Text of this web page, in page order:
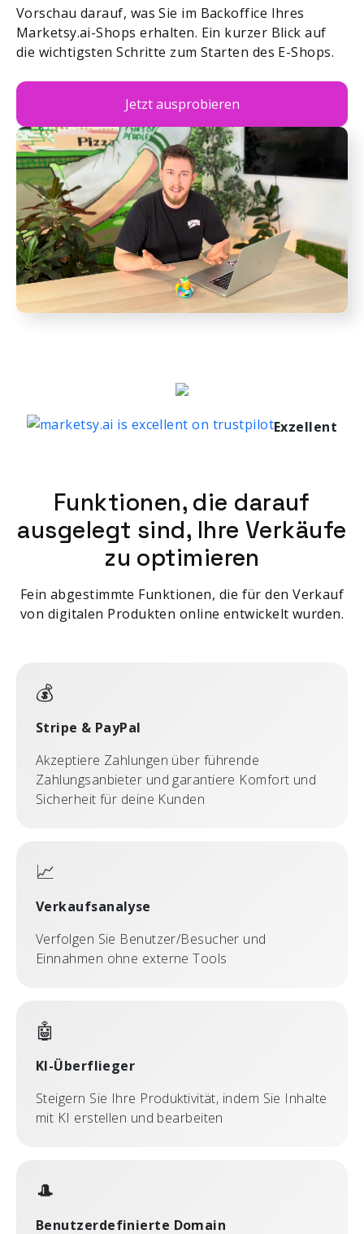
Vorschau darauf, was Sie im Backoffice Ihres
Marketsy.ai-Shops erhalten. Ein kurzer Blick auf
die wichtigsten Schritte zum Starten des E-Shops.
Jetzt ausprobieren
Exzellent
Funktionen, die darauf
ausgelegt sind, Ihre Verkäufe
zu optimieren
Fein abgestimmte Funktionen, die für den Verkauf
von digitalen Produkten online entwickelt wurden.
💰
Stripe & PayPal
Akzeptiere Zahlungen über führende
Zahlungsanbieter und garantiere Komfort und
Sicherheit für deine Kunden
📈
Verkaufsanalyse
Verfolgen Sie Benutzer/Besucher und
Einnahmen ohne externe Tools
🤖
KI-Überflieger
Steigern Sie Ihre Produktivität, indem Sie Inhalte
mit KI erstellen und bearbeiten
🎩
Benutzerdefinierte Domain